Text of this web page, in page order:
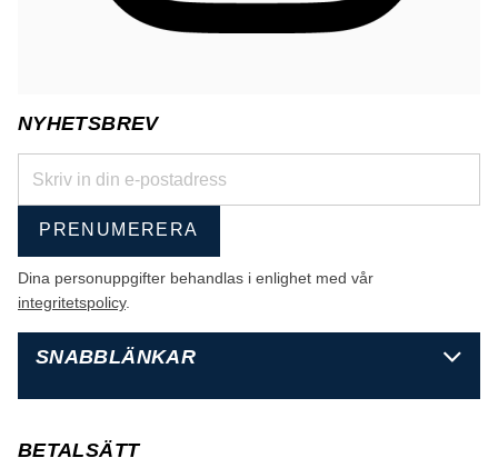
NYHETSBREV
PRENUMERERA
Dina personuppgifter behandlas i enlighet med vår
integritetspolicy.
SNABBLÄNKAR
BETALSÄTT